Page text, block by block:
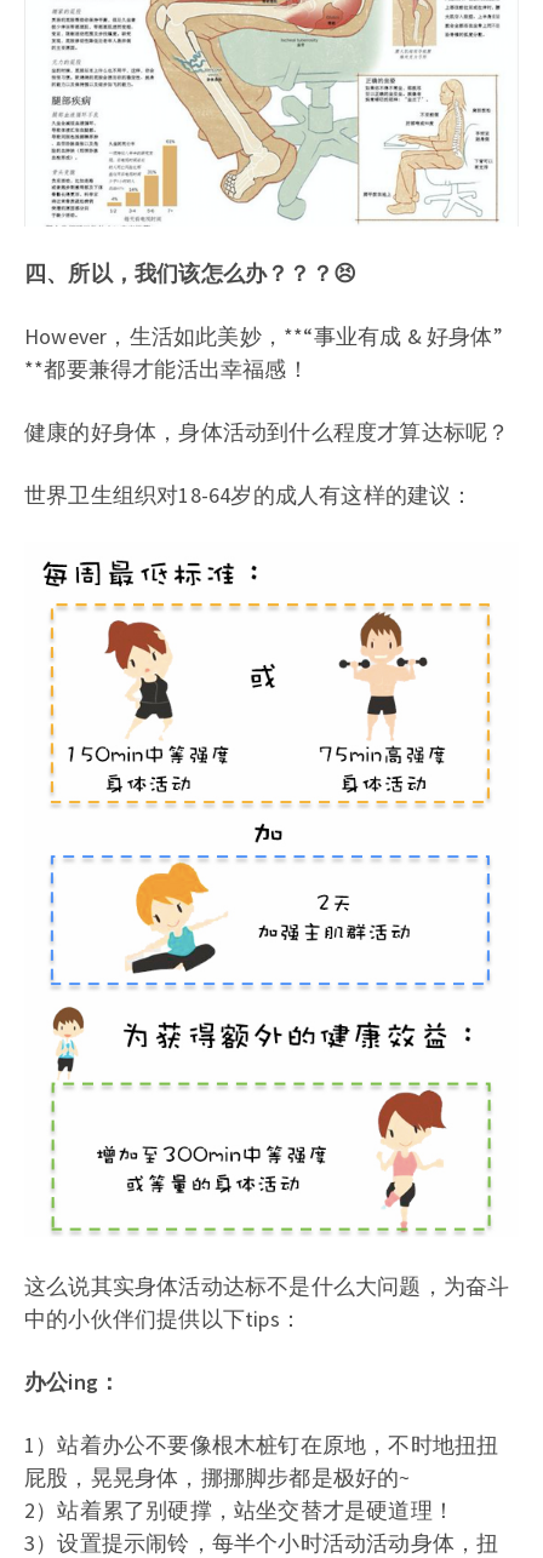
四、所以，我们该怎么办？？？😣
However，生活如此美妙，**“事业有成 & 好身体”
**都要兼得才能活出幸福感！
健康的好身体，身体活动到什么程度才算达标呢？
世界卫生组织对18-64岁的成人有这样的建议：
这么说其实身体活动达标不是什么大问题，为奋斗
中的小伙伴们提供以下tips：
办公ing：
1）站着办公不要像根木桩钉在原地，不时地扭扭
屁股，晃晃身体，挪挪脚步都是极好的~
2）站着累了别硬撑，站坐交替才是硬道理！
3）设置提示闹铃，每半个小时活动活动身体，扭